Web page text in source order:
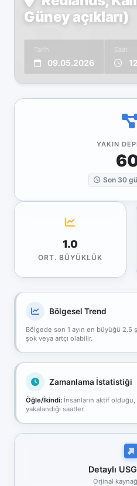
Güney açıkları)
Tarih
09.05.2026
Saat
YAKIN
Son 30
1.0
ORT. BÜYÜKLÜK
Bölgesel Trend
Bölgede son 1 ayın en büyüğü
şok veya artçı olabilir.
Zamanlama İstatistiği
Öğle/İkindi: İnsanların aktif
yakalandığı saatler.
Detaylı
Orjinal